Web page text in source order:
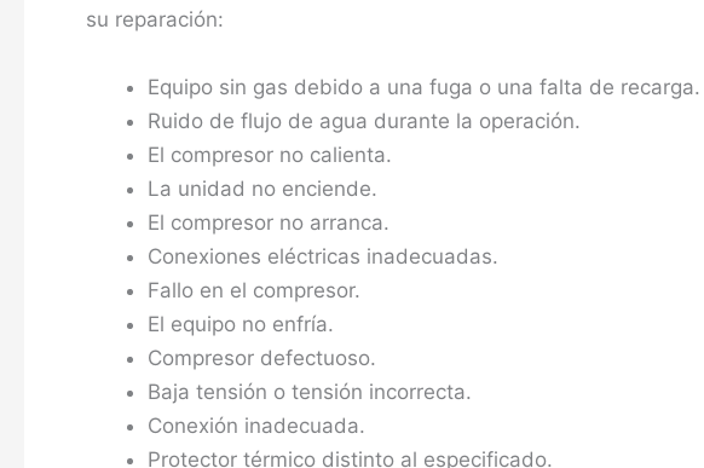
su reparación:
Equipo sin gas debido a una fuga o una falta de recarga.
Ruido de flujo de agua durante la operación.
El compresor no calienta.
La unidad no enciende.
El compresor no arranca.
Conexiones eléctricas inadecuadas.
Fallo en el compresor.
El equipo no enfría.
Compresor defectuoso.
Baja tensión o tensión incorrecta.
Conexión inadecuada.
Protector térmico distinto al especificado.